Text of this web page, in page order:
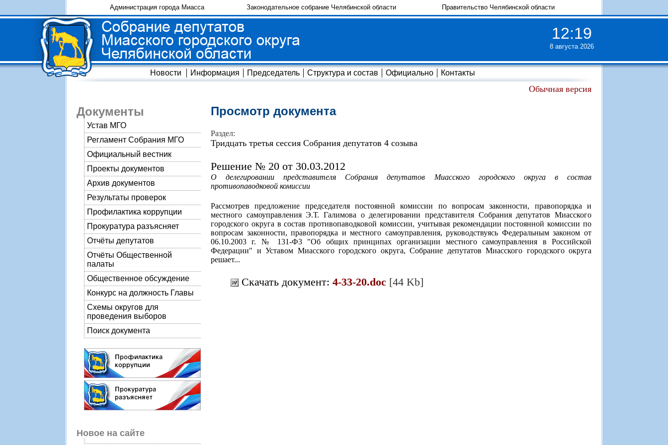
Администрация города Миасса Законодательное собрание Челябинской области Правительство Челябинской области
12:19
8 августа 2026
Новости Информация Председатель Структура и состав Официально Контакты
Обычная версия
Документы
Устав МГО
Регламент Собрания МГО
Официальный вестник
Проекты документов
Архив документов
Результаты проверок
Профилактика коррупции
Прокуратура разъясняет
Отчёты депутатов
Отчёты Общественной
палаты
Общественное обсуждение
Конкурс на должность Главы
Схемы округов для
проведения выборов
Поиск документа
Новое на сайте
Просмотр документа
Раздел:
Тридцать третья сессия Собрания депутатов 4 созыва
Решение № 20 от 30.03.2012
О делегировании представителя Собрания депутатов Миасского городского округа в состав
противопаводковой комиссии
Рассмотрев предложение председателя постоянной комиссии по вопросам законности, правопорядка и
местного самоуправления Э.Т. Галимова о делегировании представителя Собрания депутатов Миасского
городского округа в состав противопаводковой комиссии, учитывая рекомендации постоянной комиссии по
вопросам законности, правопорядка и местного самоуправления, руководствуясь Федеральным законом от
06.10.2003 г. № 131-Ф3 "Об общих принципах организации местного самоуправления в Российской
Федерации" и Уставом Миасского городского округа, Собрание депутатов Миасского городского округа
решает...
Скачать документ: 4-33-20.doc [44 Kb]